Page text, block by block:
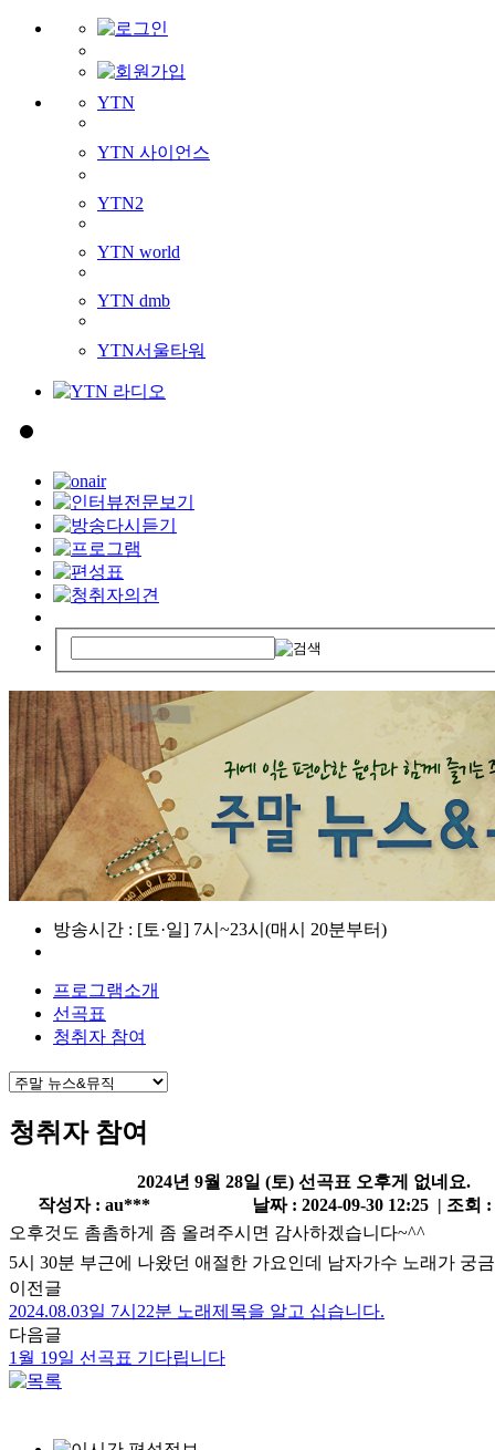
YTN
YTN 사이언스
YTN2
YTN world
YTN dmb
YTN서울타워
방송시간 : [토·일] 7시~23시(매시 20분부터)
프로그램소개
선곡표
청취자 참여
청취자 참여
2024년 9월 28일 (토) 선곡표 오후게 없네요.
작성자 : au***
날짜 : 2024-09-30 12:25 | 조회
오후것도 촘촘하게 좀 올려주시면 감사하겠습니다~^^
5시 30분 부근에 나왔던 애절한 가요인데 남자가수 노래가 궁
이전글
2024.08.03일 7시22분 노래제목을 알고 십습니다.
다음글
1월 19일 선곡표 기다립니다